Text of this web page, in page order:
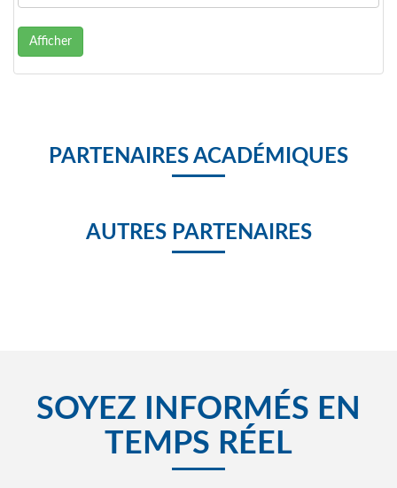
Afficher
PARTENAIRES ACADÉMIQUES
AUTRES PARTENAIRES
SOYEZ INFORMÉS EN
TEMPS RÉEL